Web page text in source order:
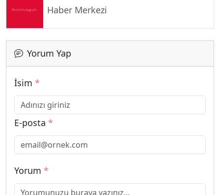
Haber Merkezi
Yorum Yap
İsim *
E-posta *
Yorum *